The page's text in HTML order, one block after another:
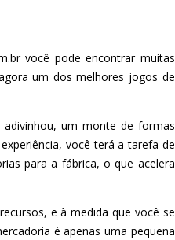
você pode encontrar muitas
um dos melhores jogos de
um monte de formas
você terá a tarefa de
para a fábrica, o que acelera
e à medida que você se
é apenas uma pequena